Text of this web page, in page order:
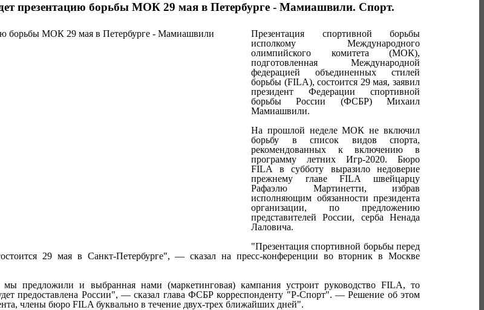
презентацию борьбы МОК 29 мая в Петербурге - Мамиашвили. Спорт.
Презентация спортивной борьбы
исполкому Международного
олимпийского комитета (МОК),
подготовленная Международной
федерацией объединенных стилей
борьбы (FILA), состоится 29 мая, заявил
президент Федерации спортивной
борьбы России (ФСБР) Михаил
Мамиашвили.
На прошлой неделе МОК не включил
борьбу в список видов спорта,
рекомендованных к включению в
программу летних Игр-2020. Бюро
FILA в субботу выразило недоверие
прежнему главе FILA швейцарцу
Рафаэлю Мартинетти, избрав
исполняющим обязанности президента
организации, по предложению
представителей России, серба Ненада
Лаловича.
"Презентация спортивной борьбы перед
29 мая в Санкт-Петербурге", — сказал на пресс-конференции во вторник в Москве
предложили и выбранная нами (маркетинговая) кампания устроит руководство FILA, то
предоставлена России", — сказал глава ФСБР корреспонденту "Р-Спорт". — Решение об этом
члены бюро FILA буквально в течение двух-трех ближайших дней".